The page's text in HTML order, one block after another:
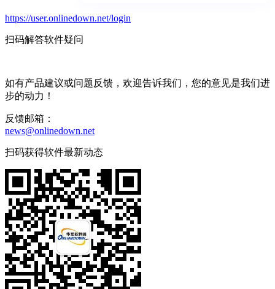
https://user.onlinedown.net/login
扫码解答软件疑问
如有产品建议或问题反馈，欢迎告诉我们，您的意见是我们进
步的动力！
反馈邮箱：
news@onlinedown.net
扫码获得软件最新动态